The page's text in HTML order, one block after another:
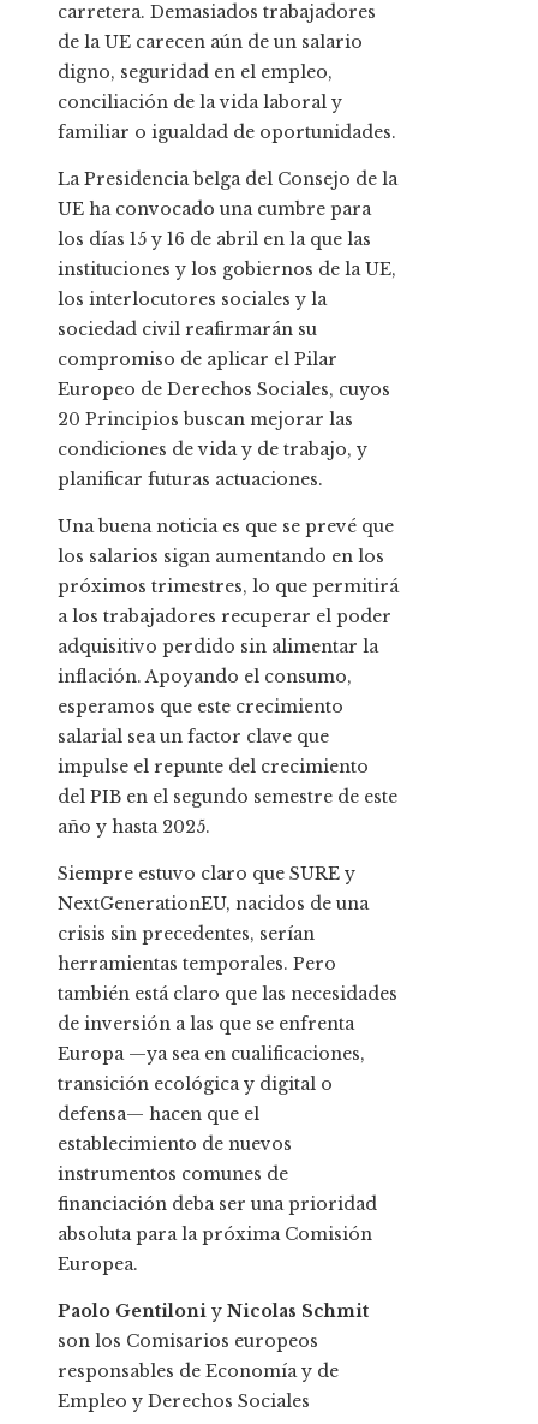
carretera. Demasiados trabajadores
de la UE carecen aún de un salario
digno, seguridad en el empleo,
conciliación de la vida laboral y
familiar o igualdad de oportunidades.
La Presidencia belga del Consejo de la
UE ha convocado una cumbre para
los días 15 y 16 de abril en la que las
instituciones y los gobiernos de la UE,
los interlocutores sociales y la
sociedad civil reafirmarán su
compromiso de aplicar el Pilar
Europeo de Derechos Sociales, cuyos
20 Principios buscan mejorar las
condiciones de vida y de trabajo, y
planificar futuras actuaciones.
Una buena noticia es que se prevé que
los salarios sigan aumentando en los
próximos trimestres, lo que permitirá
a los trabajadores recuperar el poder
adquisitivo perdido sin alimentar la
inflación. Apoyando el consumo,
esperamos que este crecimiento
salarial sea un factor clave que
impulse el repunte del crecimiento
del PIB en el segundo semestre de este
año y hasta 2025.
Siempre estuvo claro que SURE y
NextGenerationEU, nacidos de una
crisis sin precedentes, serían
herramientas temporales. Pero
también está claro que las necesidades
de inversión a las que se enfrenta
Europa —ya sea en cualificaciones,
transición ecológica y digital o
defensa— hacen que el
establecimiento de nuevos
instrumentos comunes de
financiación deba ser una prioridad
absoluta para la próxima Comisión
Europea.
Paolo Gentiloni y Nicolas Schmit
son los Comisarios europeos
responsables de Economía y de
Empleo y Derechos Sociales